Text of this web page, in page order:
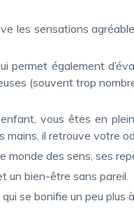
(souvent trop
mains, il retrouve votre
monde des sens, ses
un bien-être sans pareil.
se bonifie un peu plus